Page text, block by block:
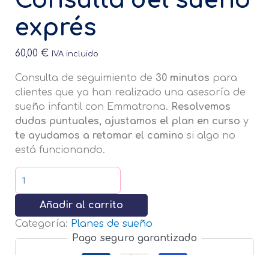
exprés
60,00 € IVA incluido
Consulta de seguimiento de 30 minutos para
clientes que ya han realizado una asesoría de
sueño infantil con Emmatrona. Resolvemos
dudas puntuales, ajustamos el plan en curso y
te ayudamos a retomar el camino si algo no
está funcionando.
Añadir al carrito
Categoría: Planes de sueño
Pago seguro garantizado